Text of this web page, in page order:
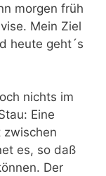
morgen früh
Mein Ziel
heute geht´s
nichts im
Eine
zwischen
es, so daß
Der